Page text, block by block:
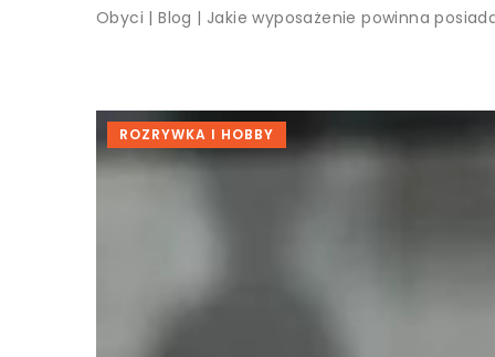
Obyci |Blog | Jakie wyposażenie powinna
ROZRYWKA I HOBBY